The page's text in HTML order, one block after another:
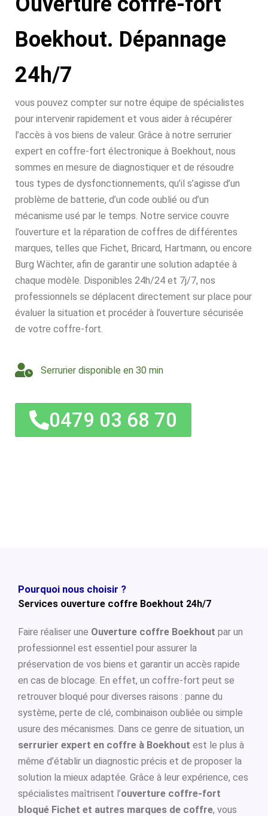
Boekhout. Dépannage
24h/7
vous pouvez compter sur notre équipe de spécialistes
pour intervenir rapidement et vous aider à récupérer
l’accès à vos biens de valeur. Grâce à notre serrurier
expert en coffre-fort électronique à Boekhout, nous
sommes en mesure de diagnostiquer et de résoudre
tous types de dysfonctionnements, qu’il s’agisse d’un
problème de batterie, d’un code oublié ou d’un
mécanisme usé par le temps. Notre service couvre
l’ouverture et la réparation de coffres de différentes
marques, telles que Fichet, Bricard, Hartmann, ou encore
Burg Wächter, afin de garantir une solution adaptée à
chaque modèle. Disponibles 24h/24 et 7j/7, nos
professionnels se déplacent directement sur place pour
évaluer la situation et procéder à l’ouverture sécurisée
de votre coffre-fort.
Serrurier disponible en 30 min
0479 03 68 70
Pourquoi nous choisir ?
Services ouverture coffre Boekhout 24h/7
Faire réaliser une Ouverture coffre Boekhout par un
professionnel est essentiel pour assurer la
préservation de vos biens et garantir un accès rapide
en cas de blocage. En effet, un coffre-fort peut se
retrouver bloqué pour diverses raisons : panne du
système, perte de clé, combinaison oubliée ou simple
usure des mécanismes. Dans ce genre de situation, un
serrurier expert en coffre à Boekhout est le plus à
même d’établir un diagnostic précis et de proposer la
solution la mieux adaptée. Grâce à leur expérience, ces
spécialistes maîtrisent l’ouverture coffre-fort
bloqué Fichet et autres marques de coffre, vous